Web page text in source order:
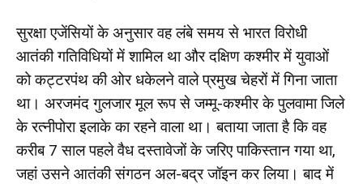
सुरक्षा एजेंसियों के अनुसार वह लंबे समय से भारत विरोधी
आतंकी गतिविधियों में शामिल था और दक्षिण कश्मीर में युवाओं
को कट्टरपंथ की ओर धकेलने वाले प्रमुख चेहरों में गिना जाता
था। अरजमंद गुलजार मूल रूप से जम्मू-कश्मीर के पुलवामा जिले
के रत्नीपोरा इलाके का रहने वाला था। बताया जाता है कि वह
करीब 7 साल पहले वैध दस्तावेजों के जरिए पाकिस्तान गया था,
जहां उसने आतंकी संगठन अल-बद्र जॉइन कर लिया। बाद में